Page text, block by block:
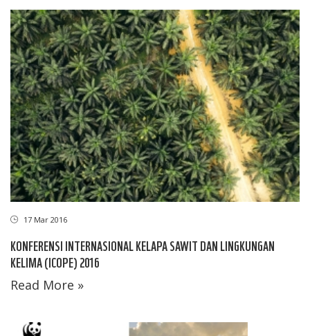
17 Mar 2016
KONFERENSI INTERNASIONAL KELAPA SAWIT DAN LINGKUNGAN
KELIMA (ICOPE) 2016
Read More »